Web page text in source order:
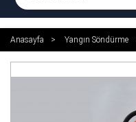
Anasayfa Yangın Söndürme